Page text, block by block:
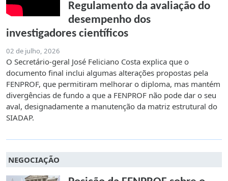
Regulamento da avaliação do
desempenho dos
investigadores científicos
02 de julho, 2026
O Secretário-geral José Feliciano Costa explica que o
documento final inclui algumas alterações propostas pela
FENPROF, que permitiram melhorar o diploma, mas mantém
divergências de fundo a que a FENPROF não pode dar o seu
aval, designadamente a manutenção da matriz estrutural do
SIADAP.
NEGOCIAÇÃO